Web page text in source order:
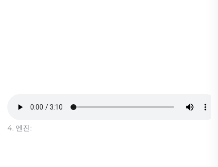
4. 엔진: